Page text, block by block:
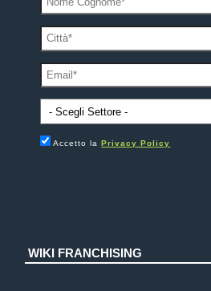
Accetto laPrivacy Policy
WIKI FRANCHISING